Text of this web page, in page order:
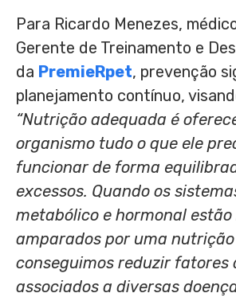
Para Ricardo Menezes,
Gerente de Treinamento e
da PremieRpet, prevenção
planejamento contínuo,
“Nutrição adequada é
organismo tudo o que ele
funcionar de forma
excessos. Quando os
metabólico e hormonal estão
amparados por uma
conseguimos reduzir fatores
associados a diversas